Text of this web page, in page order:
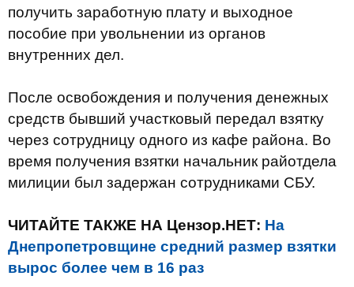
получить заработную плату и выходное
пособие при увольнении из органов
внутренних дел.
После освобождения и получения денежных
средств бывший участковый передал взятку
через сотрудницу одного из кафе района. Во
время получения взятки начальник райотдела
милиции был задержан сотрудниками СБУ.
ЧИТАЙТЕ ТАКЖЕ НА Цензор.НЕТ: На
Днепропетровщине средний размер взятки
вырос более чем в 16 раз